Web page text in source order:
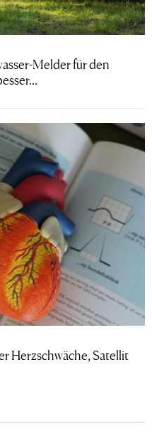
Melder für den
Herzschwäche, Satellit